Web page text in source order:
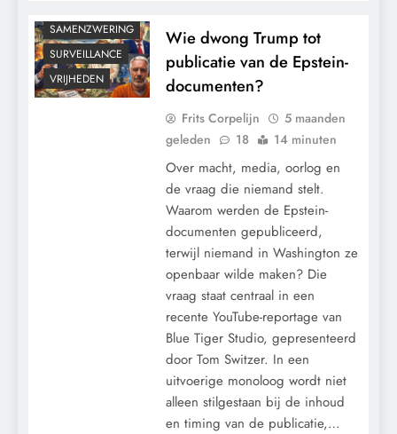
SAMENZWERING
SURVEILLANCE
VRIJHEDEN
Wie dwong Trump tot
publicatie van de Epstein-
documenten?
Frits Corpelijn
5 maanden
geleden
18 14 minuten
Over macht, media, oorlog en
de vraag die niemand stelt.
Waarom werden de Epstein-
documenten gepubliceerd,
terwijl niemand in Washington ze
openbaar wilde maken? Die
vraag staat centraal in een
recente YouTube-reportage van
Blue Tiger Studio, gepresenteerd
door Tom Switzer. In een
uitvoerige monoloog wordt niet
alleen stilgestaan bij de inhoud
en timing van de publicatie,…